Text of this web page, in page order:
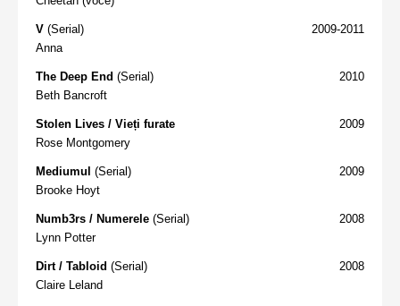
2009-2011
V (Serial)
Anna
2010
The Deep End (Serial)
Beth Bancroft
2009
Stolen Lives / Vieți furate
Rose Montgomery
2009
Mediumul (Serial)
Brooke Hoyt
2008
Numb3rs / Numerele (Serial)
Lynn Potter
2008
Dirt / Tabloid (Serial)
Claire Leland